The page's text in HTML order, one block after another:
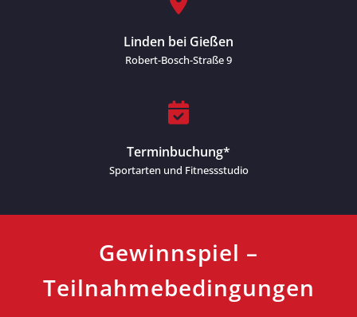
Linden bei Gießen
Robert-Bosch-Straße 9
Terminbuchung*
Sportarten und Fitnessstudio
Gewinnspiel –
Teilnahmebedingungen